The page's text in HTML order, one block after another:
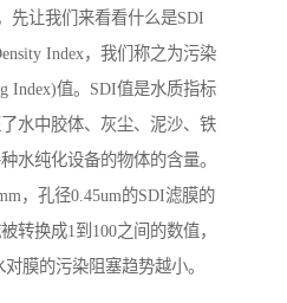
先让我们来看看什么是SDI
Index，我们称之为污染
Index)值。SDI值是水质指标
水中胶体、灰尘、泥沙、铁
水纯化设备的物体的含量。
，孔径0.45um的SDI滤膜的
转换成1到100之间的数值，
膜的污染阻塞趋势越小。